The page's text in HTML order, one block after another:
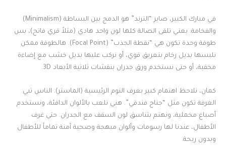
في مبارك الكبير، صاير “الترند” هو الدمج بين البساطة (Minimalism)
والفخامة. يعني تلقى الصالة كلها لون واحد هادي (مثلاً قري فاتح)، بس
طوفة وحدة تكون هي “نقطة الجذب” (Focal Point). هالطوفة ممكن
نلبسها بديل رخام بتعريق قوي، أو نركب عليها بديل خشب مع إضاءة
مخفية، أو حتى نستخدم ورق جدران بنقشات ثلاثية الأبعاد 3D.
كمان، نلاحظ اهتمام كبير بغرف النوم الرئيسية (الماستر). الناس تبي
الغرفة تكون مثل “جناح فندقي”. هني نلعب بالألوان الدافئة، ونستخدم
أصباغ مخملية، ونهتم بتناسق لون السقف مع الجدران. حتى غرف
الأطفال، عندنا لها رسومات وألوان مبهجة وصحية آمنة تماماً للأطفال
وبدون ريحة.